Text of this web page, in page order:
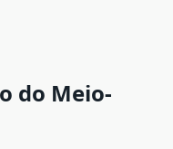
do Meio-